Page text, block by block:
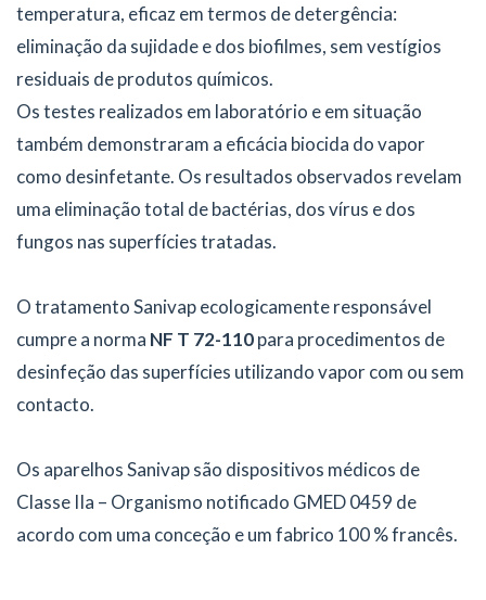
temperatura, eficaz em termos de detergência:
eliminação da sujidade e dos biofilmes, sem vestígios
residuais de produtos químicos.
Os testes realizados em laboratório e em situação
também demonstraram a eficácia biocida do vapor
como desinfetante. Os resultados observados revelam
uma eliminação total de bactérias, dos vírus e dos
fungos nas superfícies tratadas.
O tratamento Sanivap ecologicamente responsável
cumpre a norma NF T 72-110para procedimentos de
desinfeção das superfícies utilizando vapor com ou sem
contacto.
Os aparelhos Sanivap são dispositivos médicos de
Classe IIa – Organismo notificado GMED 0459 de
acordo com uma conceção e um fabrico 100 % francês.